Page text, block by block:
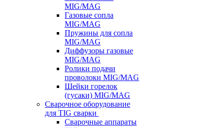
MIG/MAG
Газовые сопла
MIG/MAG
Пружины для сопла
MIG/MAG
Диффузоры газовые
MIG/MAG
Ролики подачи
проволоки MIG/MAG
Шейки горелок
(гусаки) MIG/MAG
Сварочное оборудование
для TIG сварки
Сварочные аппараты